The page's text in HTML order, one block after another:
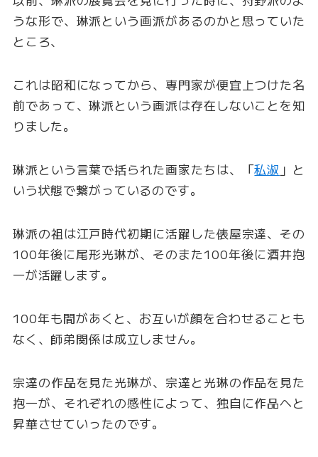
うな形で、琳派という画派があるのかと思っていた
ところ、
これは昭和になってから、専門家が便宜上つけた名
前であって、琳派という画派は存在しないことを知
りました。
琳派という言葉で括られた画家たちは、「私淑 」と
いう状態で繋がっているのです。
琳派の祖は江戸時代初期に活躍した俵屋宗達、その
100年後に尾形光琳が、そのまた100年後に酒井抱
一が活躍します。
100年も間があくと、お互いが顔を合わせることも
なく、師弟関係は成立しません。
宗達の作品を見た光琳が、宗達と光琳の作品を見た
抱一が、それぞれの感性によって、独自に作品へと
昇華させていったのです。